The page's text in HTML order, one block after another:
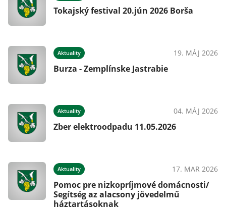
Tokajský festival 20.jún 2026 Borša
Aktuality 19. MÁJ 2026
Burza - Zemplínske Jastrabie
Aktuality 04. MÁJ 2026
Zber elektroodpadu 11.05.2026
Aktuality 17. MAR 2026
Pomoc pre nizkopríjmové domácnosti/
Segítség az alacsony jövedelmű
háztartásoknak